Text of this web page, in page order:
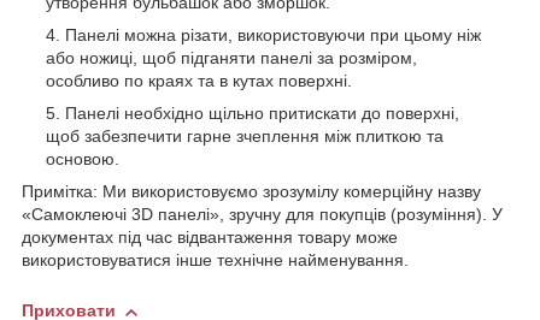
Панелі можна різати, використовуючи при цьому ніж
або ножиці, щоб підганяти панелі за розміром,
особливо по краях та в кутах поверхні.
Панелі необхідно щільно притискати до поверхні,
щоб забезпечити гарне зчеплення між плиткою та
основою.
Примітка: Ми використовуємо зрозумілу комерційну назву
«Самоклеючі 3D панелі», зручну для покупців (розуміння). У
документах під час відвантаження товару може
використовуватися інше технічне найменування.
Приховати